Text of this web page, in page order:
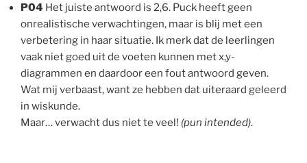
P04 Het juiste antwoord is 2,6. Puck heeft geen
onrealistische verwachtingen, maar is blij met een
verbetering in haar situatie. Ik merk dat de leerlingen
vaak niet goed uit de voeten kunnen met x,y-
diagrammen en daardoor een fout antwoord geven.
Wat mij verbaast, want ze hebben dat uiteraard geleerd
in wiskunde.
Maar… verwacht dus niet te veel! (pun intended).